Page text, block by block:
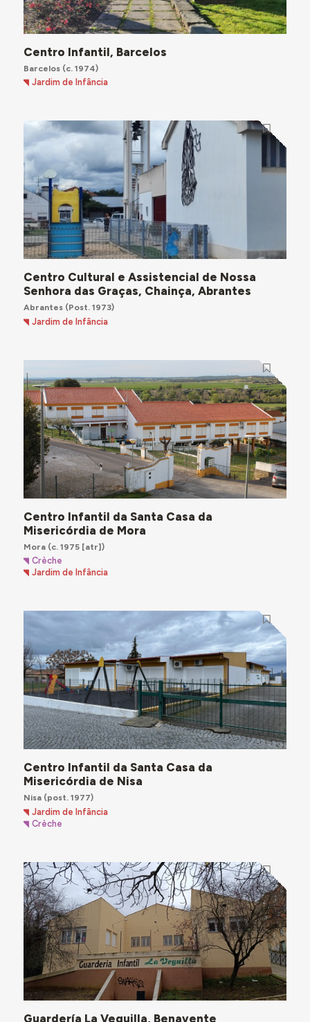
Centro Infantil, Barcelos
Barcelos(c. 1974)
Jardim de Infância
Centro Cultural e Assistencial de Nossa
Senhora das Graças, Chainça, Abrantes
Abrantes(Post. 1973)
Jardim de Infância
Centro Infantil da Santa Casa da
Misericórdia de Mora
Mora(c. 1975 [atr])
Crèche
Jardim de Infância
Centro Infantil da Santa Casa da
Misericórdia de Nisa
Nisa(post. 1977)
Jardim de Infância
Crèche
Guardería La Veguilla, Benavente